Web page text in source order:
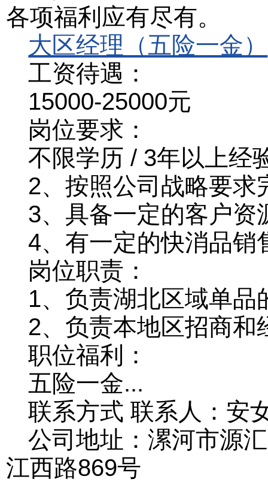
各项福利应有尽有。
大区经理（五险一金）
工资待遇：
15000-25000元
岗位要求：
不限学历 / 3年以上经
2、按照公司战略要求
3、具备一定的客户资
4、有一定的快消品销
岗位职责：
1、负责湖北区域单品
2、负责本地区招商和
职位福利：
五险一金...
联系方式 联系人：安
公司地址：漯河市源
江西路869号